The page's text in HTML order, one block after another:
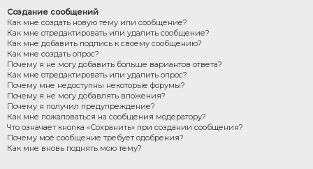
Создание сообщений
Как мне создать новую тему или сообщение?
Как мне отредактировать или удалить сообщение?
Как мне добавить подпись к своему сообщению?
Как мне создать опрос?
Почему я не могу добавить больше вариантов ответа?
Как мне отредактировать или удалить опрос?
Почему мне недоступны некоторые форумы?
Почему я не могу добавлять вложения?
Почему я получил предупреждение?
Как мне пожаловаться на сообщения модератору?
Что означает кнопка «Сохранить» при создании сообщения?
Почему моё сообщение требует одобрения?
Как мне вновь поднять мою тему?